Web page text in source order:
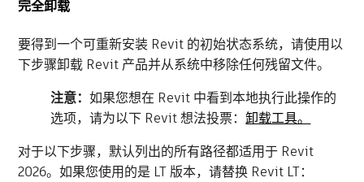
完全卸载
要得到一个可重新安装 Revit 的初始状态系统，请使用以
下步骤卸载 Revit 产品并从系统中移除任何残留文件。
注意：如果您想在 Revit 中看到本地执行此操作的
选项，请为以下 Revit 想法投票：卸载工具。
对于以下步骤，默认列出的所有路径都适用于 Revit
2026。如果您使用的是 LT 版本，请替换 Revit LT：